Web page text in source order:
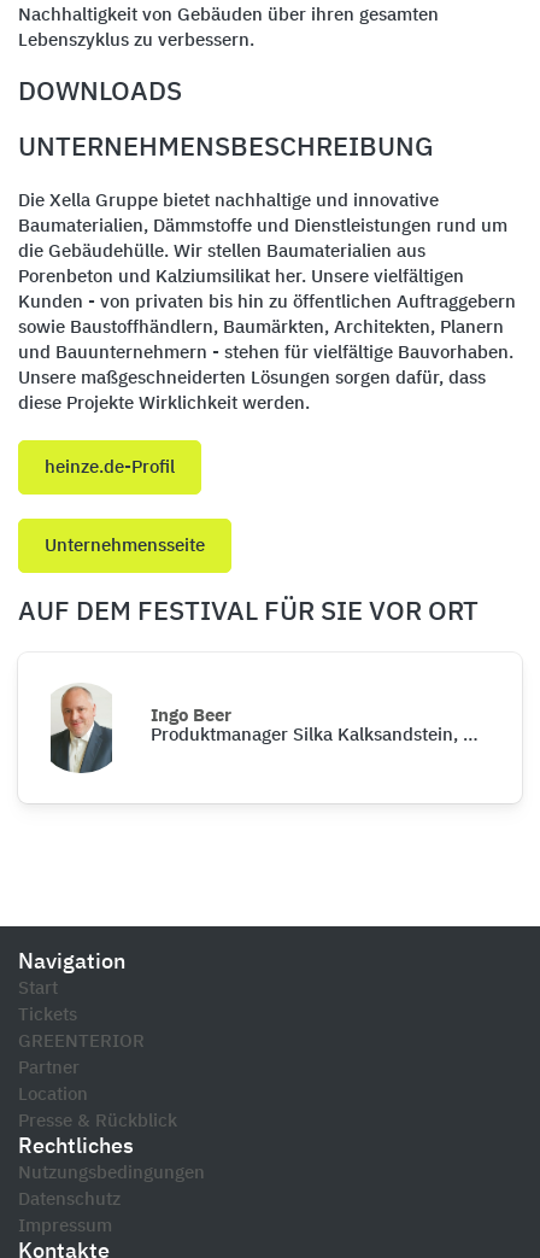
Nachhaltigkeit von Gebäuden über ihren gesamten
Lebenszyklus zu verbessern.
DOWNLOADS
UNTERNEHMENSBESCHREIBUNG
Die Xella Gruppe bietet nachhaltige und innovative
Baumaterialien, Dämmstoffe und Dienstleistungen rund um
die Gebäudehülle. Wir stellen Baumaterialien aus
Porenbeton und Kalziumsilikat her. Unsere vielfältigen
Kunden - von privaten bis hin zu öffentlichen Auftraggebern
sowie Baustoffhändlern, Baumärkten, Architekten, Planern
und Bauunternehmern - stehen für vielfältige Bauvorhaben.
Unsere maßgeschneiderten Lösungen sorgen dafür, dass
diese Projekte Wirklichkeit werden.
heinze.de-Profil
Unternehmensseite
AUF DEM FESTIVAL FÜR SIE VOR ORT
Ingo Beer
Produktmanager Silka Kalksandstein, Xella Deutschland GmbH
Navigation
Start
Tickets
GREENTERIOR
Partner
Location
Presse & Rückblick
Rechtliches
Nutzungsbedingungen
Datenschutz
Impressum
Kontakte